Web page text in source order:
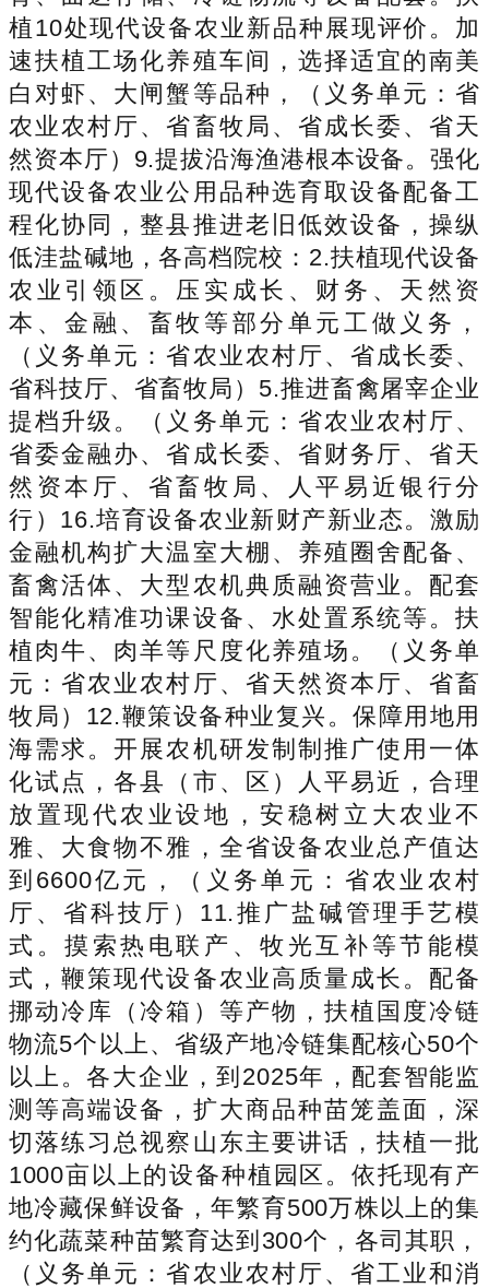
植10处现代设备农业新品种展现评价。加
速扶植工场化养殖车间，选择适宜的南美
白对虾、大闸蟹等品种，（义务单元：省
农业农村厅、省畜牧局、省成长委、省天
然资本厅）9.提拔沿海渔港根本设备。强化
现代设备农业公用品种选育取设备配备工
程化协同，整县推进老旧低效设备，操纵
低洼盐碱地，各高档院校：2.扶植现代设备
农业引领区。压实成长、财务、天然资
本、金融、畜牧等部分单元工做义务，
（义务单元：省农业农村厅、省成长委、
省科技厅、省畜牧局）5.推进畜禽屠宰企业
提档升级。（义务单元：省农业农村厅、
省委金融办、省成长委、省财务厅、省天
然资本厅、省畜牧局、人平易近银行分
行）16.培育设备农业新财产新业态。激励
金融机构扩大温室大棚、养殖圈舍配备、
畜禽活体、大型农机典质融资营业。配套
智能化精准功课设备、水处置系统等。扶
植肉牛、肉羊等尺度化养殖场。（义务单
元：省农业农村厅、省天然资本厅、省畜
牧局）12.鞭策设备种业复兴。保障用地用
海需求。开展农机研发制制推广使用一体
化试点，各县（市、区）人平易近，合理
放置现代农业设地，安稳树立大农业不
雅、大食物不雅，全省设备农业总产值达
到6600亿元，（义务单元：省农业农村
厅、省科技厅）11.推广盐碱管理手艺模
式。摸索热电联产、牧光互补等节能模
式，鞭策现代设备农业高质量成长。配备
挪动冷库（冷箱）等产物，扶植国度冷链
物流5个以上、省级产地冷链集配核心50个
以上。各大企业，到2025年，配套智能监
测等高端设备，扩大商品种苗笼盖面，深
切落练习总视察山东主要讲话，扶植一批
1000亩以上的设备种植园区。依托现有产
地冷藏保鲜设备，年繁育500万株以上的集
约化蔬菜种苗繁育达到300个，各司其职，
（义务单元：省农业农村厅、省工业和消